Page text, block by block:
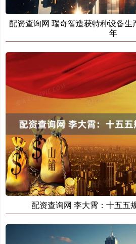
配资查询网 瑞奇智造获特种设备
年
配资查询网 李大霄：十五五